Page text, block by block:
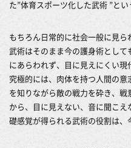
た”体育スポーツ化した武術 ”とい
もちろん日常的に社会一般に見ら
武術はそのまま今の護身術とし
にあらわれず、目に見えにくい現
究極的には、肉体を持つ人間の
を知りながら敵の戦力を砕き、
から、目に見えない、音に聞こ
礎感覚が得られる武術の役割は、